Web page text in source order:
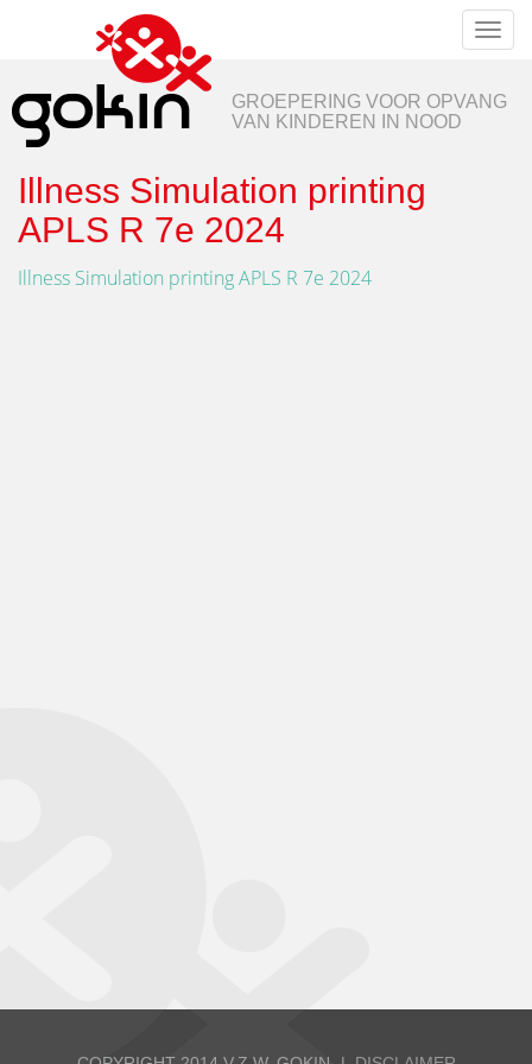
Toggle
GROEPERING VOOR OPVANG
VAN KINDEREN IN NOOD
Illness Simulation printing
APLS R 7e 2024
Illness Simulation printing APLS R 7e 2024